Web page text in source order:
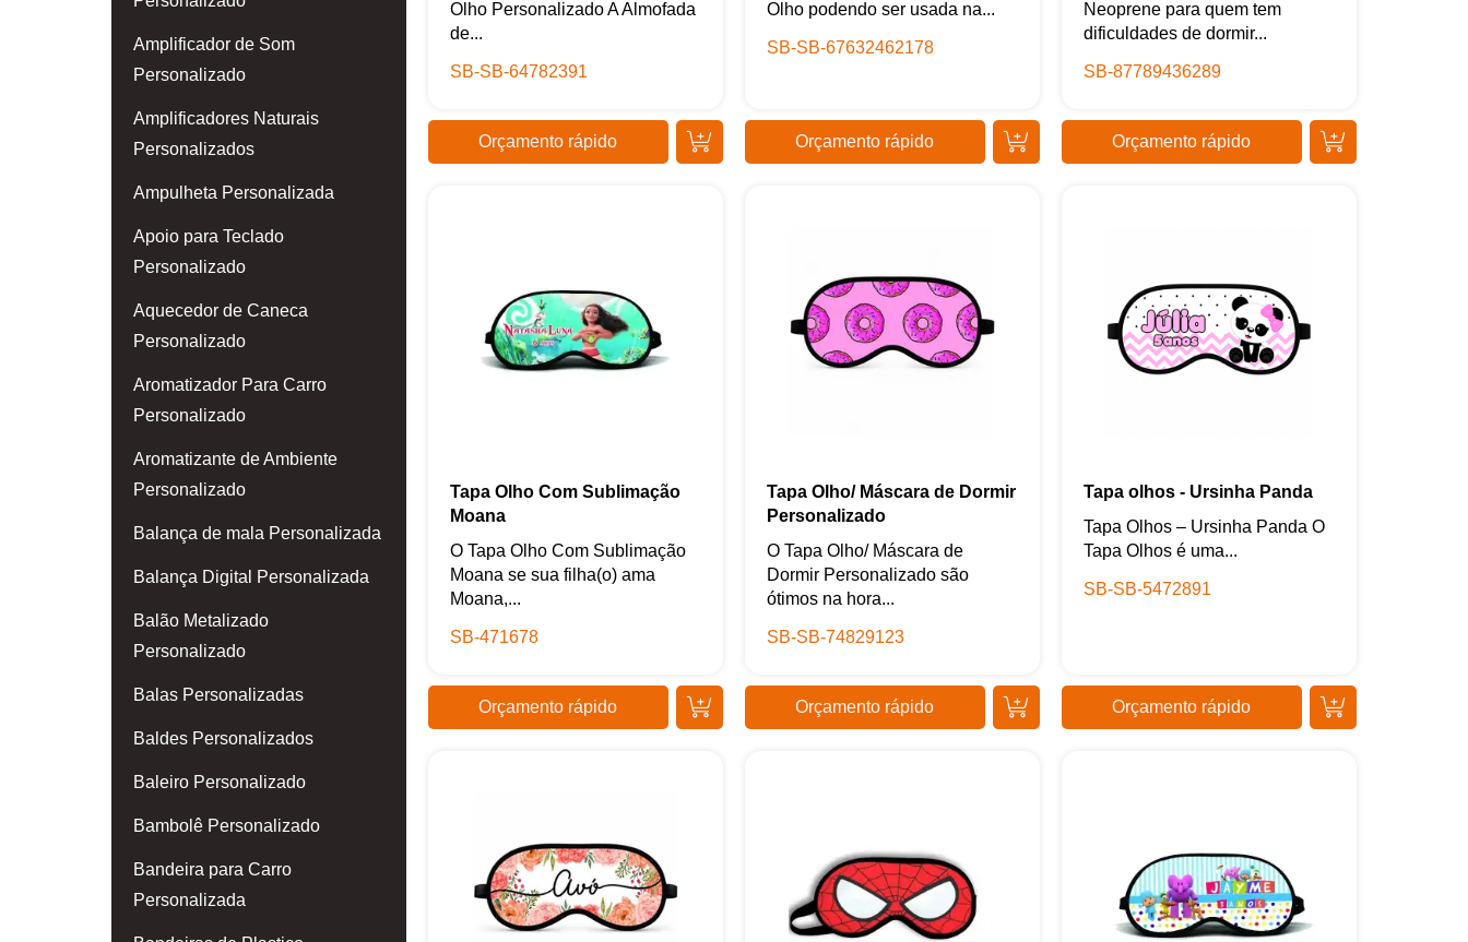
Amplificador de Som
Personalizado
Amplificadores Naturais
Personalizados
Ampulheta Personalizada
Apoio para Teclado
Personalizado
Aquecedor de Caneca
Personalizado
Aromatizador Para Carro
Personalizado
Aromatizante de Ambiente
Personalizado
Balança de mala Personalizada
Balança Digital Personalizada
Balão Metalizado
Personalizado
Balas Personalizadas
Baldes Personalizados
Baleiro Personalizado
Bambolê Personalizado
Bandeira para Carro
Personalizada
Olho Personalizado A Almofada
de...
SB-SB-64782391
Orçamento rápido
Olho podendo ser usada na...
SB-SB-67632462178
Orçamento rápido
Neoprene para quem tem
dificuldades de dormir...
SB-87789436289
Orçamento rápido
Tapa Olho Com Sublimação
Moana
O Tapa Olho Com Sublimação
Moana se sua filha(o) ama
Moana,...
SB-471678
Orçamento rápido
Tapa Olho/ Máscara de Dormir
Personalizado
O Tapa Olho/ Máscara de
Dormir Personalizado são
ótimos na hora...
SB-SB-74829123
Orçamento rápido
Tapa olhos - Ursinha Panda
Tapa Olhos – Ursinha Panda O
Tapa Olhos é uma...
SB-SB-5472891
Orçamento rápido